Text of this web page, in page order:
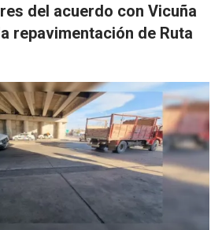
del acuerdo con Vicuña
repavimentación de Ruta